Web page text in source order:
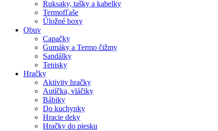
Ruksaky, tašky a kabelky
Termofľaše
Úložné boxy
Obuv
Capačky
Gumáky a Termo čižmy
Sandálky
Tenisky
Hračky
Aktivity hračky
Autíčka, vláčiky
Bábiky
Do kuchynky
Hracie deky
Hračky do piesku